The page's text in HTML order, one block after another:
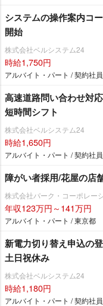
システムの操作案内コ
開始
株式会社ベルシステム24
時給1,750円
アルバイト・パート / 契約社
高速道路問い合わせ対
短時間シフト
株式会社ベルシステム24
時給1,650円
アルバイト・パート / 契約社
障がい者採用/花屋の店
株式会社パーク・コーポレー
年収123万円～141万円
アルバイト・パート / 東京都
新電力切り替え申込の
土日祝休み
株式会社ベルシステム24
時給1,180円
アルバイト・パート / 契約社